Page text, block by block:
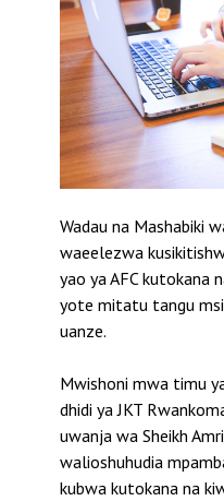
Wadau na Mashabiki
waeelezwa
yao ya AFC kutokana
yote mitatu tangu
uanze.
Mwishoni mwa timu
dhidi ya JKT
uwanja wa Sheikh
walioshuhudia
kubwa kutokana na